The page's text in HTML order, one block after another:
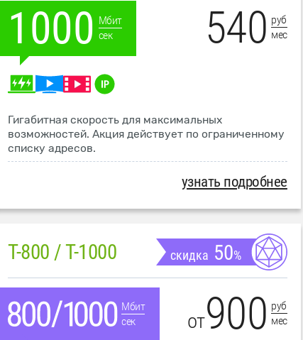
1000 Мбит
сек
540 руб
мес
Гигабитная скорость для максимальных
возможностей. Акция действует по ограниченному
списку адресов.
узнать подробнее
T-800 / T-1000 скидка 50%
Мбит
сек
от900 руб
мес